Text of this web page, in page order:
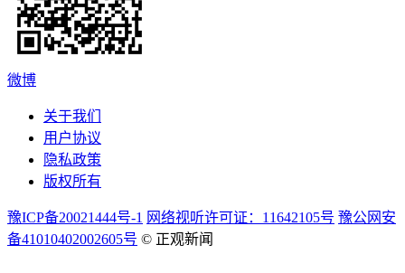
微博
关于我们
用户协议
隐私政策
版权所有
豫ICP备20021444号-1 网络视听许可证：11642105号 豫公网安
备41010402002605号 © 正观新闻